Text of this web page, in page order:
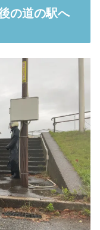
の道の駅へ